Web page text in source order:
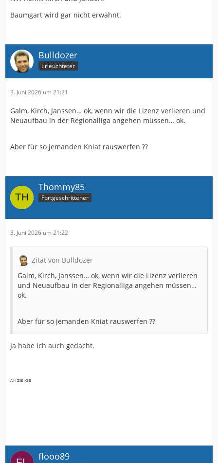
Baumgart wird gar nicht erwähnt.
Bulldozer
Erleuchteter
3. Juni 2026 um 21:21
Galm, Kirch, Janssen… ok, wenn wir die Lizenz verlieren und
Neuaufbau in der Regionalliga angehen müssen… ok.
Aber für so jemanden Kniat rauswerfen ??
Thommy85
Fortgeschrittener
3. Juni 2026 um 21:22
Zitat von Bulldozer
Galm, Kirch, Janssen… ok, wenn wir die Lizenz verlieren
und Neuaufbau in der Regionalliga angehen müssen…
ok.
Aber für so jemanden Kniat rauswerfen ??
Ja habe ich auch gedacht.
flooo89